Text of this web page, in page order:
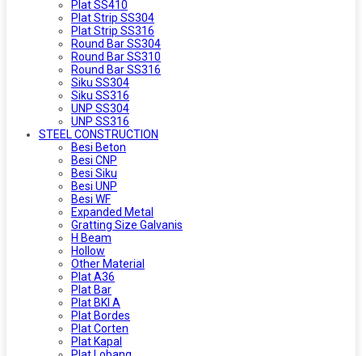
Plat SS410
Plat Strip SS304
Plat Strip SS316
Round Bar SS304
Round Bar SS310
Round Bar SS316
Siku SS304
Siku SS316
UNP SS304
UNP SS316
STEEL CONSTRUCTION
Besi Beton
Besi CNP
Besi Siku
Besi UNP
Besi WF
Expanded Metal
Gratting Size Galvanis
H Beam
Hollow
Other Material
Plat A36
Plat Bar
Plat BKI A
Plat Bordes
Plat Corten
Plat Kapal